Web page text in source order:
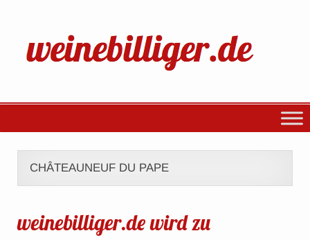
CHÂTEAUNEUF DU PAPE
weinebilliger.de wird zu